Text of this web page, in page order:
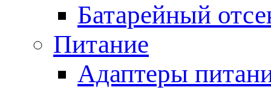
Батарейный
Питание
Адаптеры